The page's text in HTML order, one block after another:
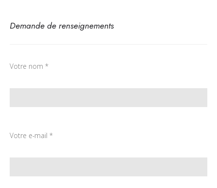
Demande de renseignements
Votre nom *
Votre e-mail *